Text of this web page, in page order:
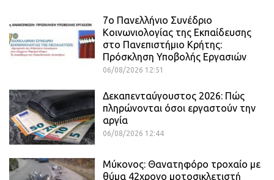
7ο Πανελλήνιο Συνέδριο
Κοινωνιολογίας της Εκπαίδευσης
στο Πανεπιστήμιο Κρήτης:
Πρόσκληση Υποβολής Εργασιών
06/08/2026 12:51
Δεκαπενταύγουστος 2026: Πώς
πληρώνονται όσοι εργαστούν την
αργία
06/08/2026 12:44
Μύκονος: Θανατηφόρο τροχαίο με
θύμα 42χρονο μοτοσικλετιστή